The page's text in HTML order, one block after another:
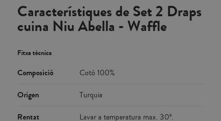
Característiques de Set 2 Draps
cuina Niu Abella - Waffle
Fitxa tècnica
Composició Cotó 100%
Origen Turquia
Rentat
Lavar a temperatura max. 30º.